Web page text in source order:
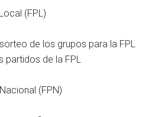
(FPL)
de los grupos para la FPL
partidos de la FPL
(FPN)